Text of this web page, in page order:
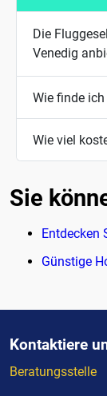
Die
Venedig
Wie finde
Wie viel
Sie
Entdecken
Günstige
Kontaktiere
Beratungsstelle